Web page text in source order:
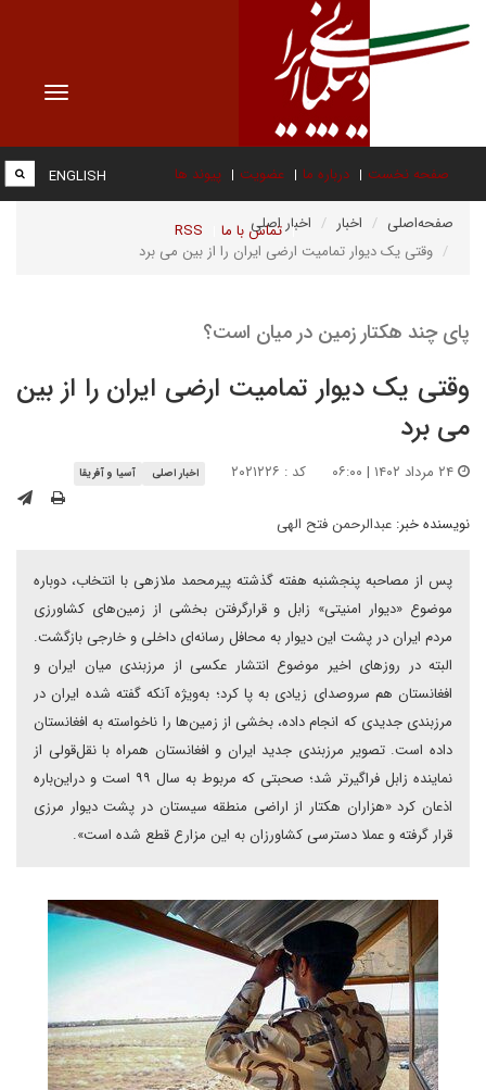
Toggle
صفحه نخست درباره ما عضویت پیوند ها
تماس با ما RSS
ENGLISH
صفحه‌اصلی اخبار
اخبار اصلی
وقتی یک دیوار تمامیت ارضی ایران را از بین می برد
پای چند هکتار زمین در میان است؟
وقتی یک دیوار تمامیت ارضی ایران را از بین
می برد
کد : ۲۰۲۱۲۲۶ اخبار اصلی آسیا و آفریقا
نویسنده خبر: عبدالرحمن فتح الهی
پس از مصاحبه پنجشنبه هفته گذشته پیرمحمد ملازهی با انتخاب، دوباره
موضوع «دیوار امنیتی» زابل و قرارگرفتن بخشی از زمین‌های کشاورزی
مردم ایران در پشت این دیوار به محافل رسانه‌ای داخلی و خارجی بازگشت.
البته در روزهای اخیر موضوع انتشار عکسی از مرزبندی میان ایران و
افغانستان هم سروصدای زیادی به پا کرد؛ به‌ویژه آنکه گفته شده ایران در
مرزبندی جدیدی که انجام داده، بخشی از زمین‌ها را ناخواسته به افغانستان
داده است. تصویر مرزبندی جدید ایران و افغانستان همراه با نقل‌قولی از
نماینده زابل فراگیرتر شد؛ صحبتی که مربوط به سال ۹۹ است و در‌این‌باره
اذعان کرد «هزاران هکتار از اراضی منطقه سیستان در پشت دیوار مرزی
قرار گرفته و عملا دسترسی کشاورزان به این مزارع قطع شده است».